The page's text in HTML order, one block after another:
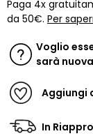
Paga 4x
da 50€. Per
Voglio
sarà
Aggiungi
In